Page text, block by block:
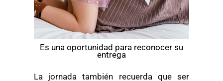
Es una oportunidad para reconocer su
entrega
La jornada también recuerda que ser